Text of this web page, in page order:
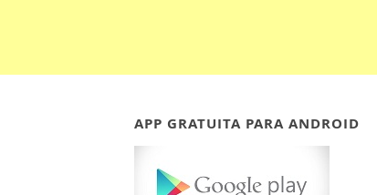
APP GRATUITA PARA ANDROID